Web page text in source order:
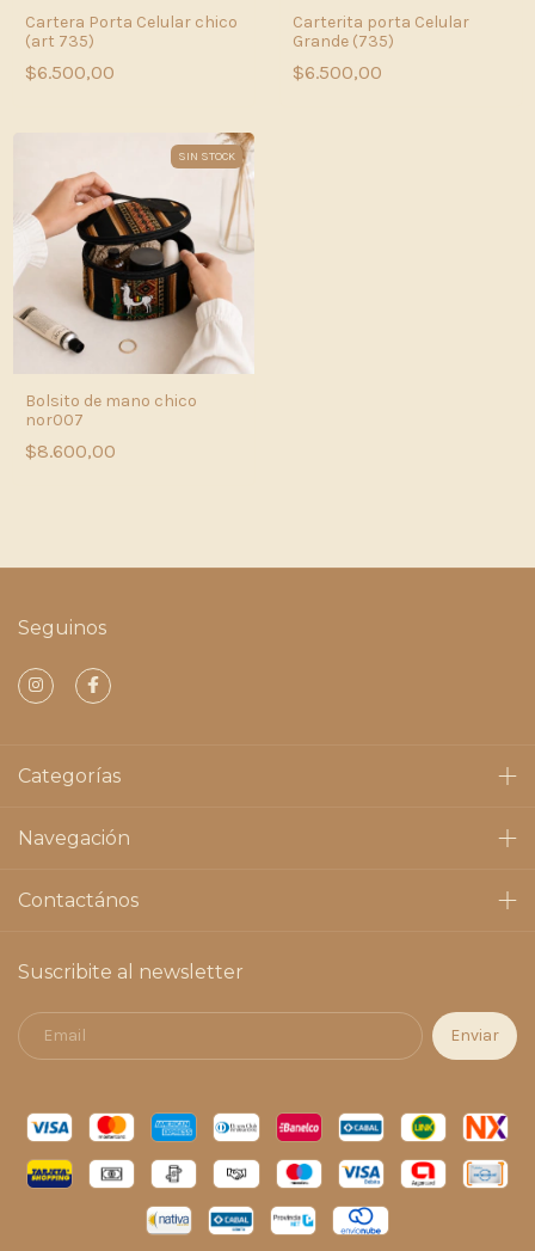
Cartera Porta Celular chico
(art 735)
$6.500,00
Carterita porta Celular
Grande (735)
$6.500,00
SIN STOCK
Bolsito de mano chico
nor007
$8.600,00
Seguinos
Categorías
Navegación
Contactános
Suscribite al newsletter